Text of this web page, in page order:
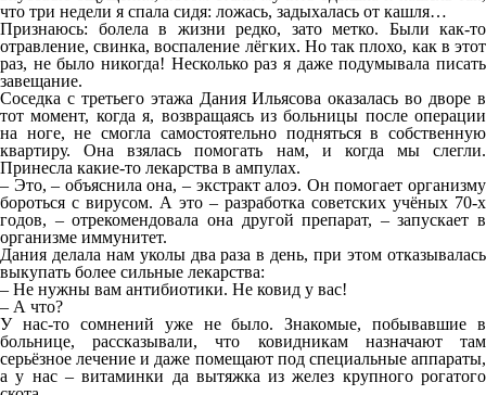
что три недели я спала сидя: ложась, задыхалась от кашля…
Признаюсь: болела в жизни редко, зато метко. Были как-то
отравление, свинка, воспаление лёгких. Но так плохо, как в этот
раз, не было никогда! Несколько раз я даже подумывала писать
завещание.
Соседка с третьего этажа Дания Ильясова оказалась во дворе в
тот момент, когда я, возвращаясь из больницы после операции
на ноге, не смогла самостоятельно подняться в собственную
квартиру. Она взялась помогать нам, и когда мы слегли.
Принесла какие-то лекарства в ампулах.
– Это, – объяснила она, – экстракт алоэ. Он помогает организму
бороться с вирусом. А это – разработка советских учёных 70-х
годов, – отрекомендовала она другой препарат, – запускает в
организме иммунитет.
Дания делала нам уколы два раза в день, при этом отказывалась
выкупать более сильные лекарства:
– Не нужны вам антибиотики. Не ковид у вас!
– А что?
У нас-то сомнений уже не было. Знакомые, побывавшие в
больнице, рассказывали, что ковидникам назначают там
серьёзное лечение и даже помещают под специальные аппараты,
а у нас – витаминки да вытяжка из желез крупного рогатого